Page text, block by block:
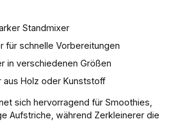
Standmixer
für schnelle Vorbereitungen
in verschiedenen Größen
aus Holz oder Kunststoff
sich hervorragend für Smoothies,
Aufstriche, während Zerkleinerer die